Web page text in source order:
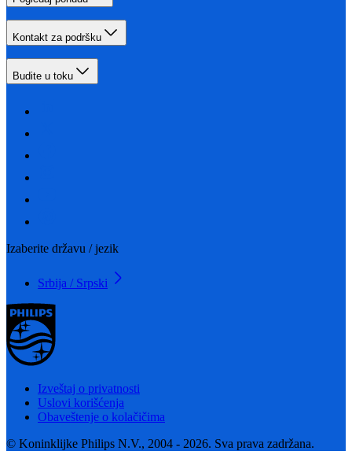
Kontakt za podršku
Budite u toku
Izaberite državu / jezik
Srbija / Srpski
Izveštaj o privatnosti
Uslovi korišćenja
Obaveštenje o kolačičima
© Koninklijke Philips N.V., 2004 - 2026. Sva prava zadržana.